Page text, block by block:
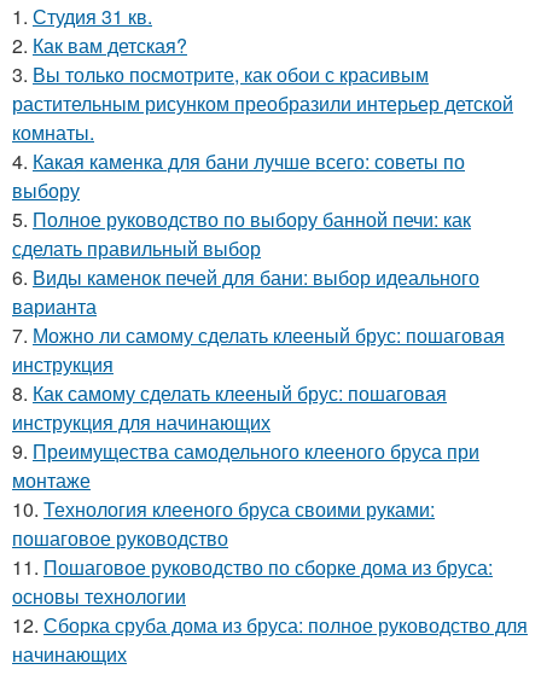
1. Студия 31 кв.
2. Как вам детская?
3. Вы только посмотрите, как обои с красивым
растительным рисунком преобразили интерьер детской
комнаты.
4. Какая каменка для бани лучше всего: советы по
выбору
5. Полное руководство по выбору банной печи: как
сделать правильный выбор
6. Виды каменок печей для бани: выбор идеального
варианта
7. Можно ли самому сделать клееный брус: пошаговая
инструкция
8. Как самому сделать клееный брус: пошаговая
инструкция для начинающих
9. Преимущества самодельного клееного бруса при
монтаже
10. Технология клееного бруса своими руками:
пошаговое руководство
11. Пошаговое руководство по сборке дома из бруса:
основы технологии
12. Сборка сруба дома из бруса: полное руководство для
начинающих